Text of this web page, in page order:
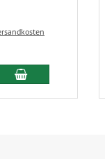
In den Warenkorb